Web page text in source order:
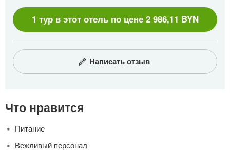
1 тур в этот отель по цене 2 986,11 BYN
Написать отзыв
Что нравится
Питание
Вежливый персонал